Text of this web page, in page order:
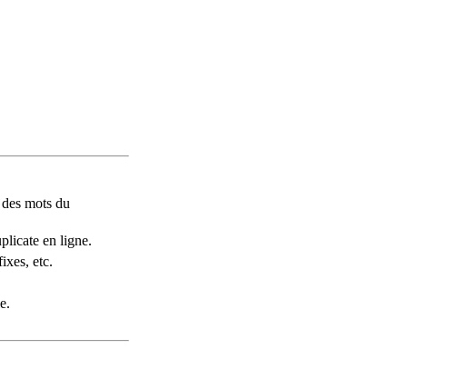
mots du
en ligne.
etc.